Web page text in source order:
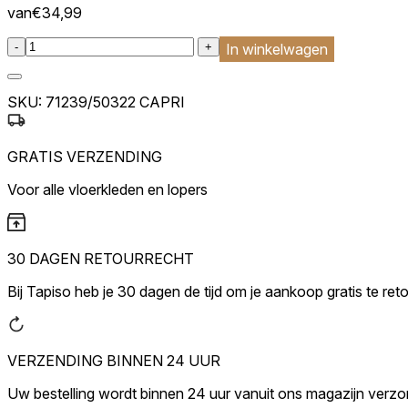
van€34,99
:product_name quantity
- + In winkelwagen
SKU: 71239/50322 CAPRI
GRATIS VERZENDING
Voor alle vloerkleden en lopers
30 DAGEN RETOURRECHT
Bij Tapiso heb je 30 dagen de tijd om je aankoop gratis te
VERZENDING BINNEN 24 UUR
Uw bestelling wordt binnen 24 uur vanuit ons magazijn
Niet-geclassificeerde cookies